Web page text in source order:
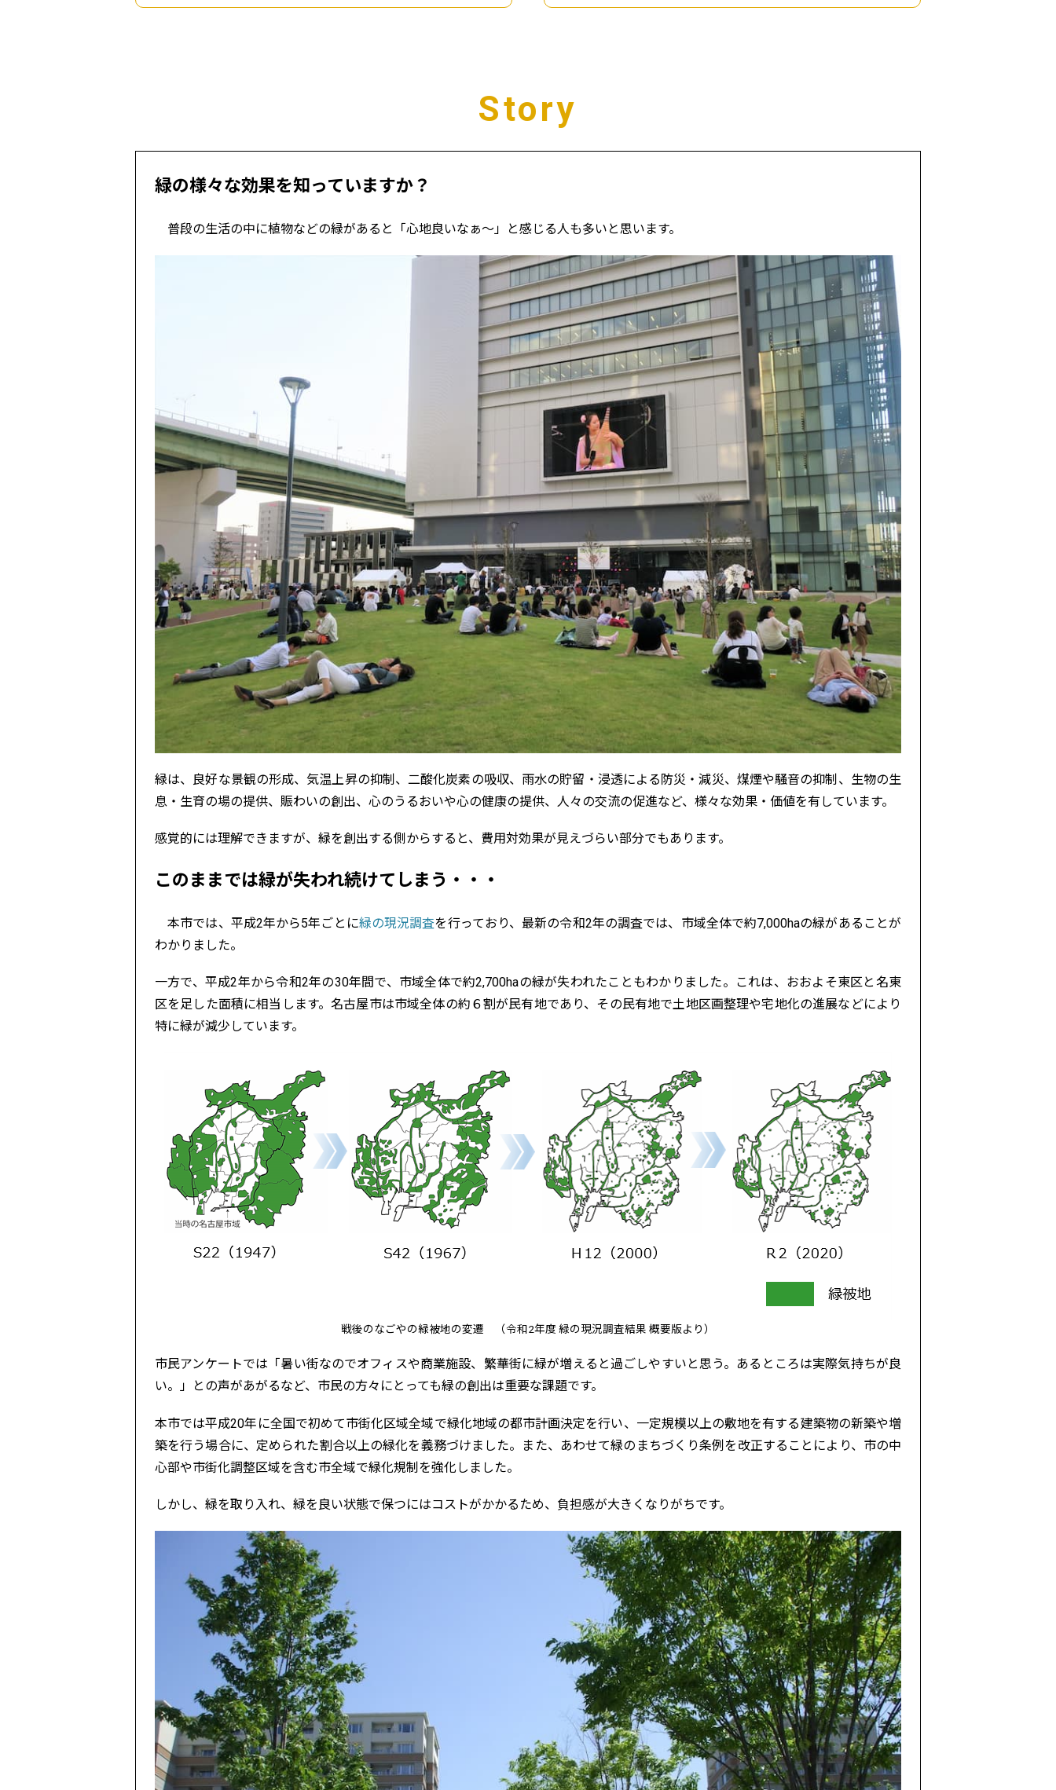
Story
緑の様々な効果を知っていますか？
普段の生活の中に植物などの緑があると「心地良いなぁ～」と感じる人も多いと思います。
緑は、良好な景観の形成、気温上昇の抑制、二酸化炭素の吸収、雨水の貯留・浸透による防災・減災、煤煙や騒音の抑制、生物の生
息・生育の場の提供、賑わいの創出、心のうるおいや心の健康の提供、人々の交流の促進など、様々な効果・価値を有しています。
感覚的には理解できますが、緑を創出する側からすると、費用対効果が見えづらい部分でもあります。
このままでは緑が失われ続けてしまう・・・
本市では、平成2年から5年ごとに緑の現況調査を行っており、最新の令和2年の調査では、市域全体で約7,000haの緑があることが
わかりました。
一方で、平成2年から令和2年の30年間で、市域全体で約2,700haの緑が失われたこともわかりました。これは、おおよそ東区と名東
区を足した面積に相当します。名古屋市は市域全体の約６割が民有地であり、その民有地で土地区画整理や宅地化の進展などにより
特に緑が減少しています。
戦後のなごやの緑被地の変遷 （令和2年度 緑の現況調査結果 概要版より）
市民アンケートでは「暑い街なのでオフィスや商業施設、繁華街に緑が増えると過ごしやすいと思う。あるところは実際気持ちが良
い。」との声があがるなど、市民の方々にとっても緑の創出は重要な課題です。
本市では平成20年に全国で初めて市街化区域全域で緑化地域の都市計画決定を行い、一定規模以上の敷地を有する建築物の新築や増
築を行う場合に、定められた割合以上の緑化を義務づけました。また、あわせて緑のまちづくり条例を改正することにより、市の中
心部や市街化調整区域を含む市全域で緑化規制を強化しました。
しかし、緑を取り入れ、緑を良い状態で保つにはコストがかかるため、負担感が大きくなりがちです。